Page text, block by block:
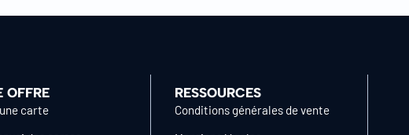
OFFRE
carte
RESSOURCES
Conditions générales de vente